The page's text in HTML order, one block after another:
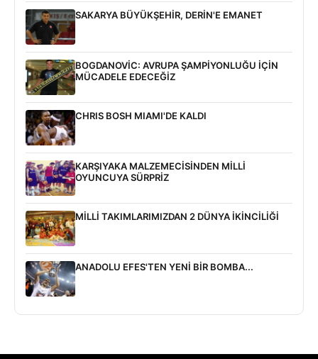
SAKARYA BÜYÜKŞEHİR, DERİN'E EMANET
BOGDANOVİC: AVRUPA ŞAMPİYONLUĞU İÇİN
MÜCADELE EDECEĞİZ
CHRIS BOSH MIAMI'DE KALDI
KARŞIYAKA MALZEMECİSİNDEN MİLLİ
OYUNCUYA SÜRPRİZ
MİLLİ TAKIMLARIMIZDAN 2 DÜNYA İKİNCİLİĞİ
ANADOLU EFES'TEN YENİ BİR BOMBA...